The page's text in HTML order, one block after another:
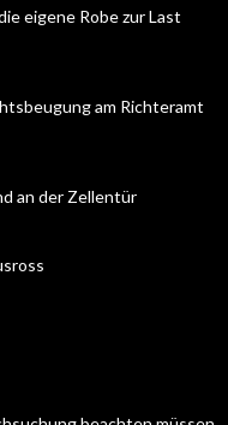
eigene Robe zur Last
am Richteramt
an der Zellentür